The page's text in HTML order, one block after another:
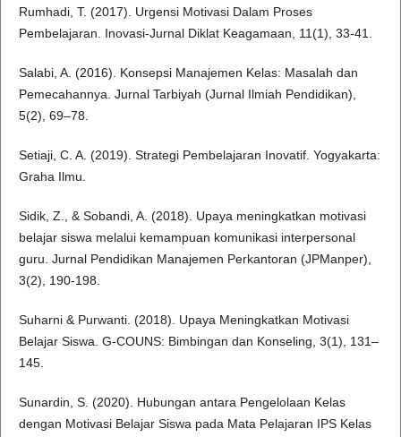
Rumhadi, T. (2017). Urgensi Motivasi Dalam Proses
Pembelajaran. Inovasi-Jurnal Diklat Keagamaan, 11(1), 33-41.
Salabi, A. (2016). Konsepsi Manajemen Kelas: Masalah dan
Pemecahannya. Jurnal Tarbiyah (Jurnal Ilmiah Pendidikan),
5(2), 69–78.
Setiaji, C. A. (2019). Strategi Pembelajaran Inovatif. Yogyakarta:
Graha Ilmu.
Sidik, Z., & Sobandi, A. (2018). Upaya meningkatkan motivasi
belajar siswa melalui kemampuan komunikasi interpersonal
guru. Jurnal Pendidikan Manajemen Perkantoran (JPManper),
3(2), 190-198.
Suharni & Purwanti. (2018). Upaya Meningkatkan Motivasi
Belajar Siswa. G-COUNS: Bimbingan dan Konseling, 3(1), 131–
145.
Sunardin, S. (2020). Hubungan antara Pengelolaan Kelas
dengan Motivasi Belajar Siswa pada Mata Pelajaran IPS Kelas